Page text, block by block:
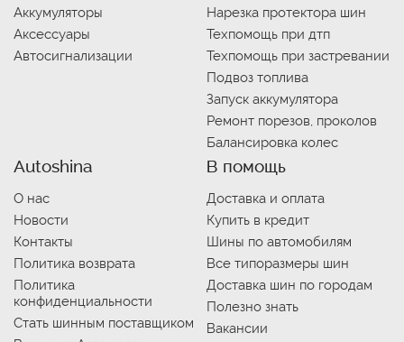
Аккумуляторы
Аксессуары
Автосигнализации
Нарезка протектора шин
Техпомощь при дтп
Техпомощь при застревании
Подвоз топлива
Запуск аккумулятора
Ремонт порезов, проколов
Балансировка колес
Autoshina
О нас
Новости
Контакты
Политика возврата
Политика
конфиденциальности
Стать шинным поставщиком
В помощь
Доставка и оплата
Купить в кредит
Шины по автомобилям
Все типоразмеры шин
Доставка шин по городам
Полезно знать
Вакансии